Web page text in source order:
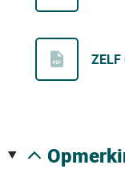
ZELF